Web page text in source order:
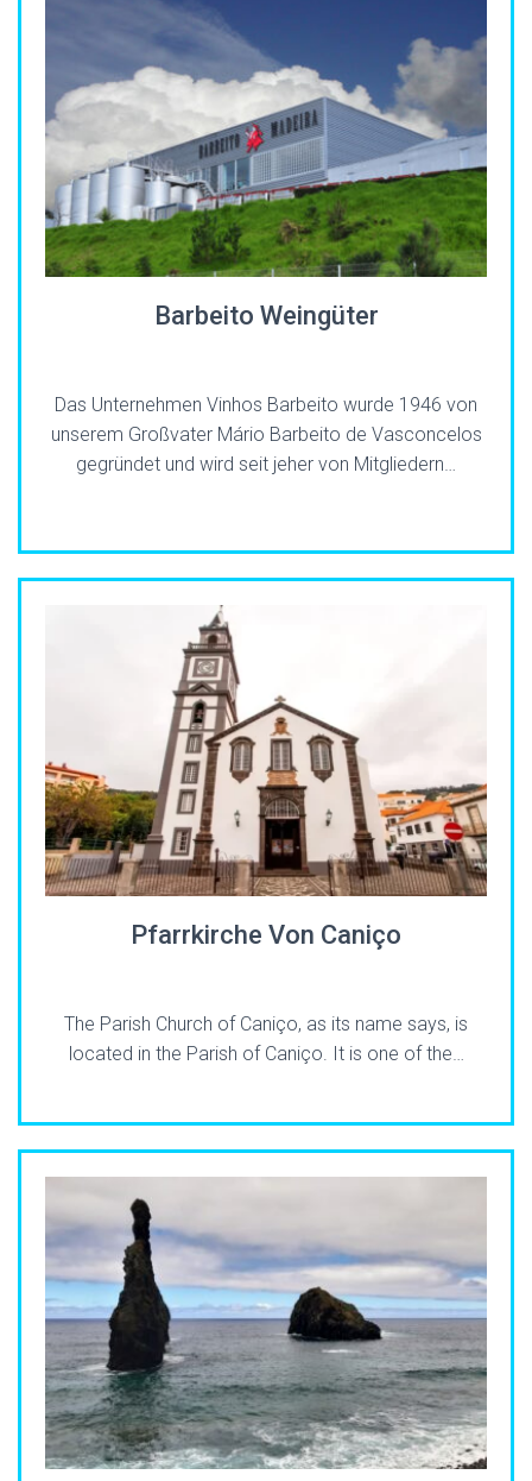
Barbeito Weingüter
Das Unternehmen Vinhos Barbeito wurde 1946 von
unserem Großvater Mário Barbeito de Vasconcelos
gegründet und wird seit jeher von Mitgliedern…
Pfarrkirche Von Caniço
The Parish Church of Caniço, as its name says, is
located in the Parish of Caniço. It is one of the…